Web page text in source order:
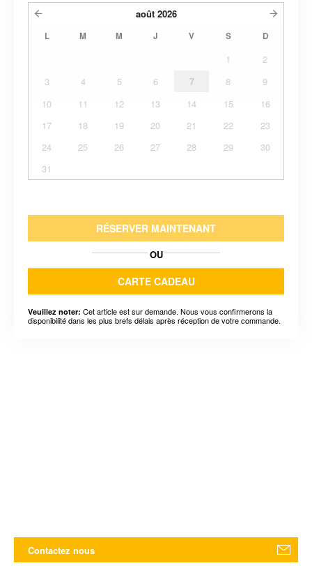
août 2026
L M M J V S D
1
2
3
4 5 6 7 8
9
10
11 12 13 14 15
16
17
18 19 20 21 22
23
24
25 26 27 28 29
30
31
RÉSERVER MAINTENANT
OU
CARTE CADEAU
Veuillez noter: Cet article est sur demande. Nous vous confirmerons la
disponibilité dans les plus brefs délais après réception de votre commande.
Contactez nous